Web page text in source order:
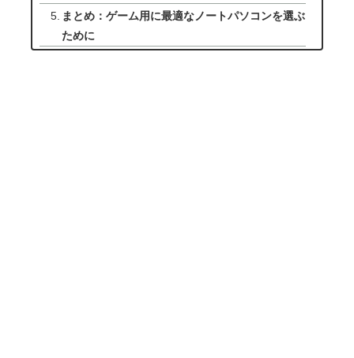
まとめ：ゲーム用に最適なノートパソコンを選ぶ
ために